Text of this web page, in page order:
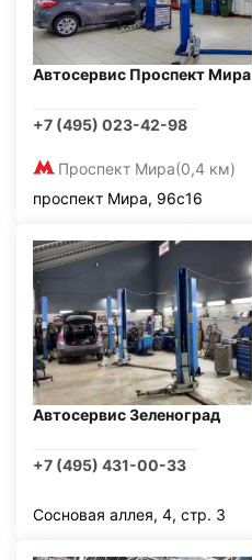
Автосервис Проспект Мира
+7 (495) 023-42-98
Проспект Мира(0,4 км)
проспект Мира, 96с16
Автосервис Зеленоград
+7 (495) 431-00-33
Сосновая аллея, 4, стр. 3